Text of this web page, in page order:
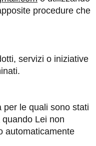
procedure che
servizi o iniziative
per le quali sono stati
Lei non
automaticamente